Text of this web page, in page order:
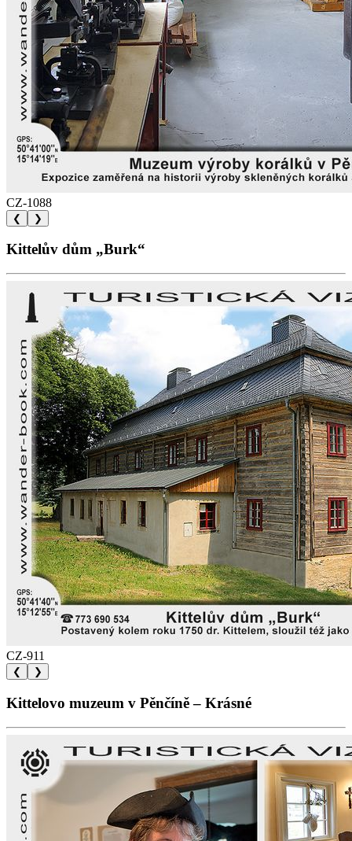
CZ-1088
❮ ❯
Kittelův dům „Burk“
CZ-911
❮ ❯
Kittelovo muzeum v Pěnčíně – Krásné